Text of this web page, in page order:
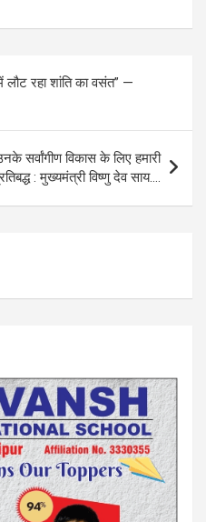
e
gr
a
m
ail py
n
k
ar
e
रहा शांति का वसंत” —
सर्वांगीण विकास के लिए हमारी
: मुख्यमंत्री विष्णु देव साय….